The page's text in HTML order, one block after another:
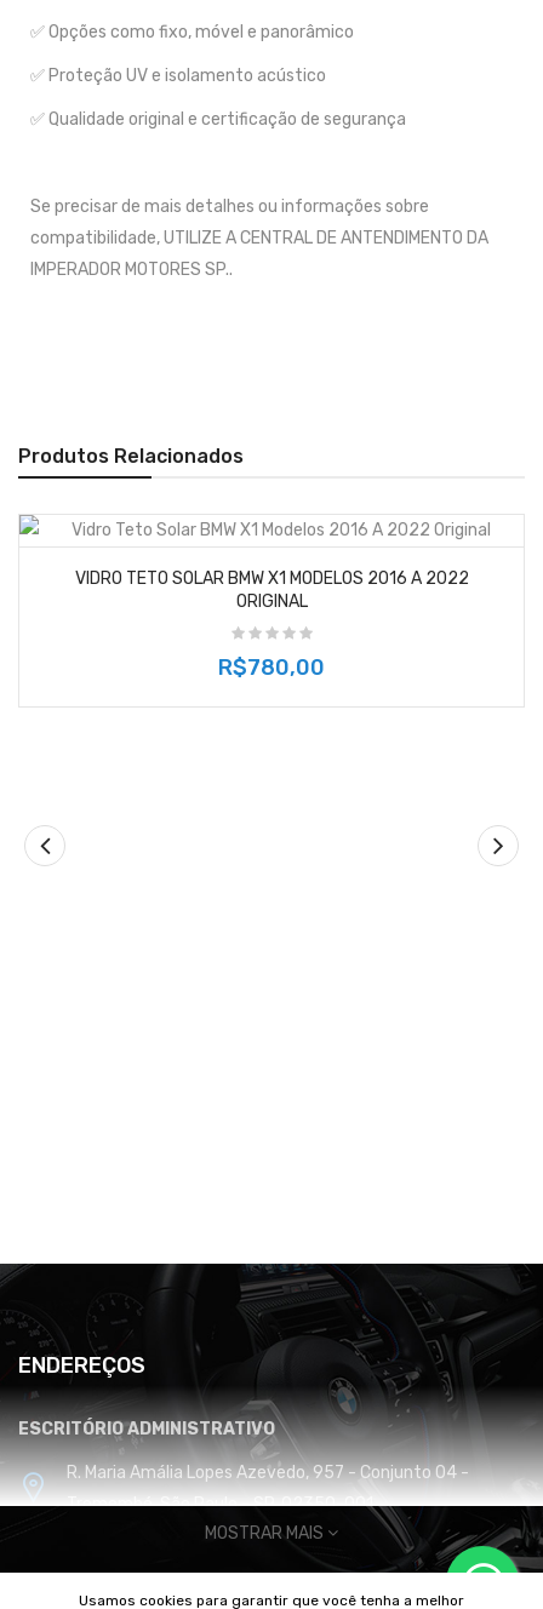
✅ Opções como fixo, móvel e panorâmico
✅ Proteção UV e isolamento acústico
✅ Qualidade original e certificação de segurança
Se precisar de mais detalhes ou informações sobre
compatibilidade, UTILIZE A CENTRAL DE ANTENDIMENTO DA
IMPERADOR MOTORES SP..
Produtos Relacionados
VIDRO TETO SOLAR BMW X1 MODELOS 2016 A 2022
ORIGINAL
R$780,00
ENDEREÇOS
ESCRITÓRIO ADMINISTRATIVO
R. Maria Amália Lopes Azevedo, 957 - Conjunto 04 -
Tremembé, São Paulo - SP, 02350-001
CENTRO DE DISTRIBUIÇÃO E LOGÍSTICA
MOSTRAR MAIS
Usamos cookies para garantir que você tenha a melhor